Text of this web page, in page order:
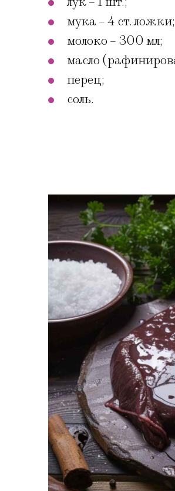
мука – 4 ст. ложки;
молоко – 300 мл;
масло
перец;
соль.